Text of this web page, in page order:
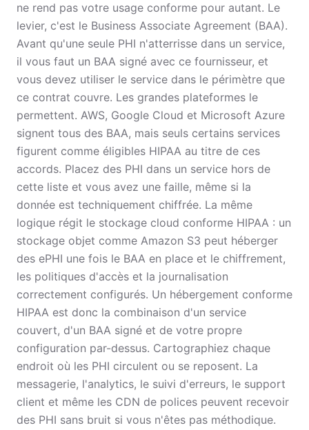
ne rend pas votre usage conforme pour autant. Le
levier, c'est le Business Associate Agreement (BAA).
Avant qu'une seule PHI n'atterrisse dans un service,
il vous faut un BAA signé avec ce fournisseur, et
vous devez utiliser le service dans le périmètre que
ce contrat couvre. Les grandes plateformes le
permettent. AWS, Google Cloud et Microsoft Azure
signent tous des BAA, mais seuls certains services
figurent comme éligibles HIPAA au titre de ces
accords. Placez des PHI dans un service hors de
cette liste et vous avez une faille, même si la
donnée est techniquement chiffrée. La même
logique régit le stockage cloud conforme HIPAA : un
stockage objet comme Amazon S3 peut héberger
des ePHI une fois le BAA en place et le chiffrement,
les politiques d'accès et la journalisation
correctement configurés. Un hébergement conforme
HIPAA est donc la combinaison d'un service
couvert, d'un BAA signé et de votre propre
configuration par-dessus. Cartographiez chaque
endroit où les PHI circulent ou se reposent. La
messagerie, l'analytics, le suivi d'erreurs, le support
client et même les CDN de polices peuvent recevoir
des PHI sans bruit si vous n'êtes pas méthodique.